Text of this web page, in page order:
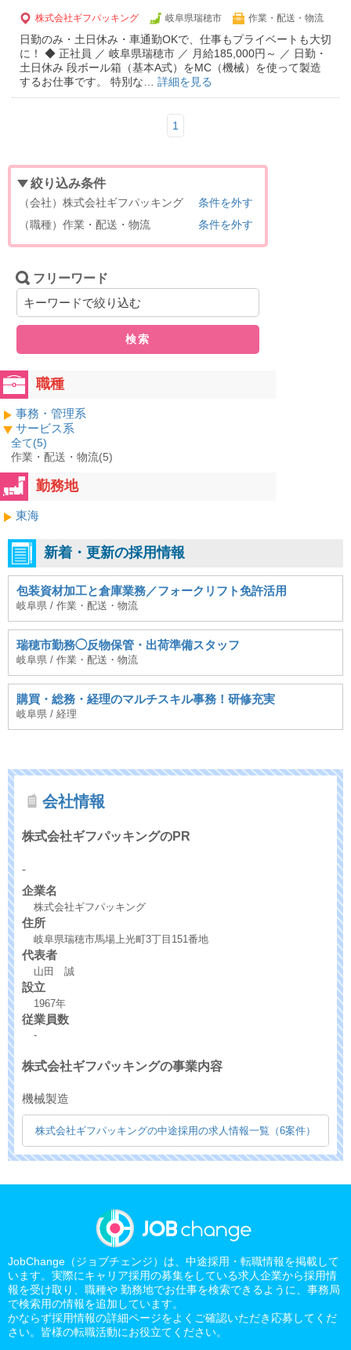
株式会社ギフパッキング 岐阜県瑞穂市 作業・配送・物流
日勤のみ・土日休み・車通勤OKで、仕事もプライベートも大切
に！ ◆ 正社員 ／ 岐阜県瑞穂市 ／ 月給185,000円～ ／ 日勤・
土日休み 段ボール箱（基本A式）をMC（機械）を使って製造
するお仕事です。 特別な… 詳細を見る
1
絞り込み条件
（会社）株式会社ギフパッキング
条件を外す
（職種）作業・配送・物流
条件を外す
フリーワード
検索
職種
事務・管理系
サービス系
全て(5)
作業・配送・物流(5)
勤務地
東海
新着・更新の採用情報
包装資材加工と倉庫業務／フォークリフト免許活用
岐阜県 / 作業・配送・物流
瑞穂市勤務◯反物保管・出荷準備スタッフ
岐阜県 / 作業・配送・物流
購買・総務・経理のマルチスキル事務！研修充実
岐阜県 / 経理
会社情報
株式会社ギフパッキングのPR
-
企業名
株式会社ギフパッキング
住所
岐阜県瑞穂市馬場上光町3丁目151番地
代表者
山田 誠
設立
1967年
従業員数
-
株式会社ギフパッキングの事業内容
機械製造
株式会社ギフパッキングの中途採用の求人情報一覧（6案件）
JobChange（ジョブチェンジ）は、中途採用・転職情報を掲載して
います。実際にキャリア採用の募集をしている求人企業から採用情
報を受け取り、職種や 勤務地でお仕事を検索できるように、事務局
で検索用の情報を追加しています。
かならず採用情報の詳細ページをよくご確認いただき応募してくだ
さい。皆様の転職活動にお役立てください。